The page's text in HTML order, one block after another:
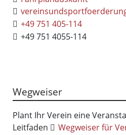
+49 751 405-114
+49 751 4055-114
Wegweiser
Plant Ihr Verein eine
Leitfaden
Wegweiser für